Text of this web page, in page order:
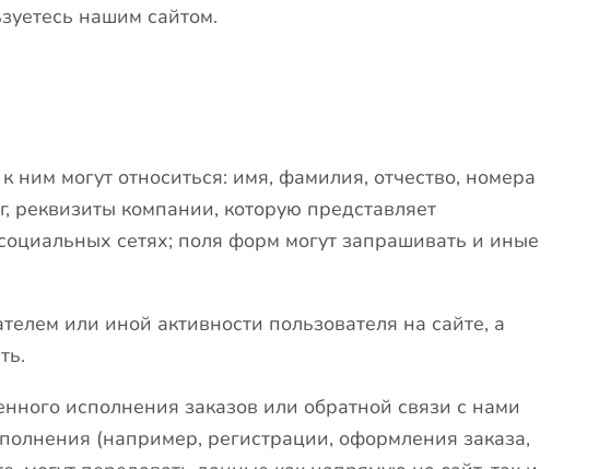
нашим сайтом.
могут относиться: имя, фамилия, отчество, номера
реквизиты компании, которую представляет
сетях; поля форм могут запрашивать и иные
или иной активности пользователя на сайте, а
исполнения заказов или обратной связи с нами
(например, регистрации, оформления заказа,